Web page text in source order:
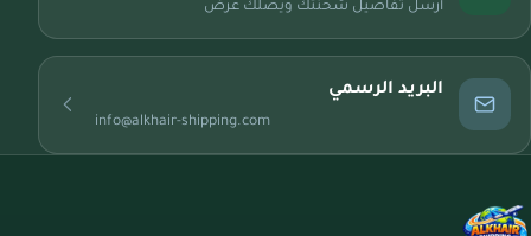
أرسل تفاصيل شحنتك ويصلك عرض
البريد الرسمي
info@alkhair-shipping.com